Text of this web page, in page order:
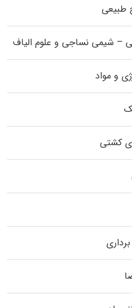
طبیعی
– شیمی نساجی و علوم الیاف
و مواد
کشتی